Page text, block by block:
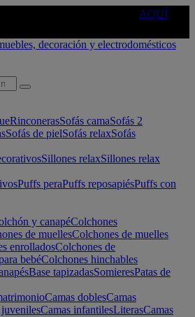
AQUÍ
RinconerasSofás camaSofás 2
Sofás de pielSofás relaxSofás
Sillones relaxSillones relax
Puffs peraPuffs reposapiésPuffs con
y canapéColchones
de muellesColchones de muelles
enrolladosColchones de
bebéColchones hinchables
Base tapizadasSomieresPatas de
Camas doblesCamas
Camas infantilesLiterasCamas